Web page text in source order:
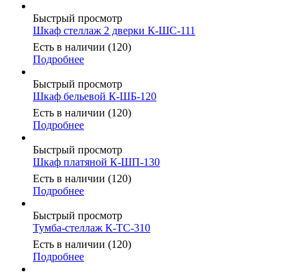
Быстрый просмотр
Шкаф стеллаж 2 дверки К-ШС-111
Есть в наличии (120)
Подробнее
Быстрый просмотр
Шкаф бельевой К-ШБ-120
Есть в наличии (120)
Подробнее
Быстрый просмотр
Шкаф платяной К-ШП-130
Есть в наличии (120)
Подробнее
Быстрый просмотр
Тумба-стеллаж К-ТС-310
Есть в наличии (120)
Подробнее